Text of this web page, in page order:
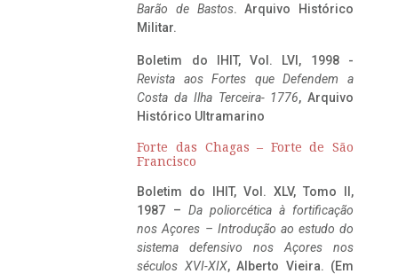
Barão de Bastos. Arquivo Histórico
Militar.
Boletim do IHIT, Vol. LVI, 1998 -
Revista aos Fortes que Defendem a
Costa da Ilha Terceira- 1776, Arquivo
Histórico Ultramarino
Forte das Chagas – Forte de São
Francisco
Boletim do IHIT, Vol. XLV, Tomo II,
1987 – Da poliorcética à fortificação
nos Açores – Introdução ao estudo do
sistema defensivo nos Açores nos
séculos XVI-XIX, Alberto Vieira. (Em